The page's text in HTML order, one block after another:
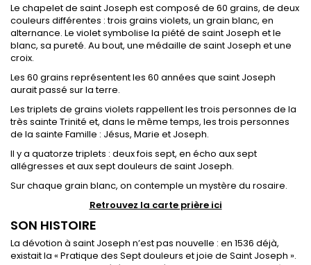
Le chapelet de saint Joseph est composé de 60 grains, de deux
couleurs différentes : trois grains violets, un grain blanc, en
alternance. Le violet symbolise la piété de saint Joseph et le
blanc, sa pureté. Au bout, une médaille de saint Joseph et une
croix.
Les 60 grains représentent les 60 années que saint Joseph
aurait passé sur la terre.
Les triplets de grains violets rappellent les trois personnes de la
très sainte Trinité et, dans le même temps, les trois personnes
de la sainte Famille : Jésus, Marie et Joseph.
Il y a quatorze triplets : deux fois sept, en écho aux sept
allégresses et aux sept douleurs de saint Joseph.
Sur chaque grain blanc, on contemple un mystère du rosaire.
Retrouvez la carte prière ici
SON HISTOIRE
La dévotion à saint Joseph n’est pas nouvelle : en 1536 déjà,
existait la « Pratique des Sept douleurs et joie de Saint Joseph ».